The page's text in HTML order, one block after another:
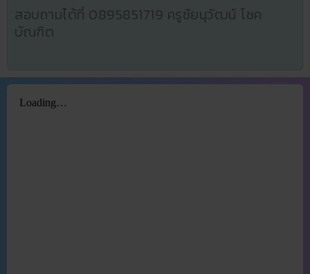
สอบถามได้ที่ 0895851719 ครูชัยนุวัฒน์ โชค
บัณฑิต